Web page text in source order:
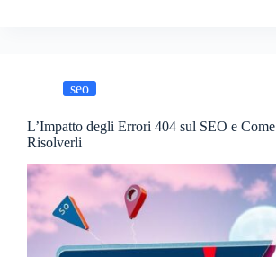
seo
L’Impatto degli Errori 404 sul SEO e Come
Risolverli